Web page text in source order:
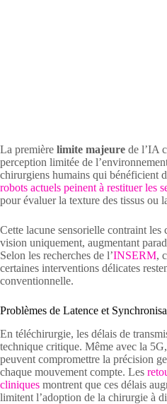
La première limite majeure de l’IA
perception limitée de
chirurgiens humains qui bénéficient
robots actuels peinent à restituer les
pour évaluer la texture des tissus ou
Cette lacune sensorielle contraint les
vision uniquement, augmentant
Selon les recherches de l’INSERM,
certaines interventions délicates
conventionnelle.
Problèmes de Latence et
En téléchirurgie, les délais de
technique critique. Même avec la
peuvent compromettre la précision
chaque mouvement compte. Les
cliniques montrent que ces délais
limitent l’adoption de la chirurgie à